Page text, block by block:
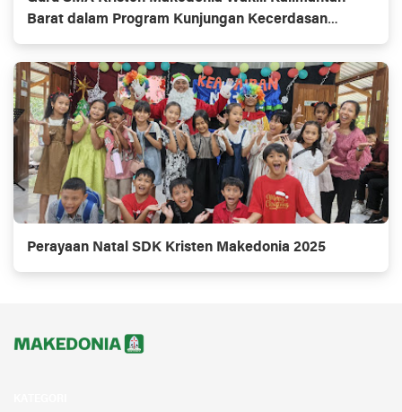
Barat dalam Program Kunjungan Kecerdasan
Artifisial ke Tiongkok
Perayaan Natal SDK Kristen Makedonia 2025